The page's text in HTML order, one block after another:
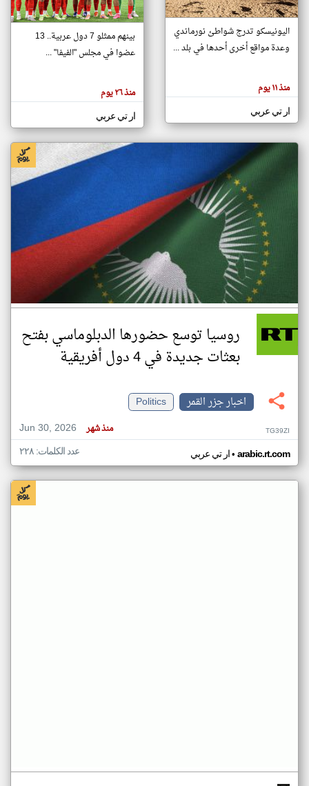
تغيير الدولة
اخبار جزر القمر على مدار الساعة
أهم اخبار جزر القمر العاجلة والمباشرة
هنا عن
وجهة
كاتبيها.
اليونيسكو تدرج شواطئ نورماندي
وعدة مواقع أخرى أحدها في بلد ...
منذ ١١ يوم
ار تي عربي
بينهم ممثلو 7 دول عربية.. 13
عضوا في مجلس "الفيفا" ...
منذ ٢٦ يوم
ار تي عربي
روسيا توسع حضورها الدبلوماسي بفتح
بعثات جديدة في 4 دول أفريقية
اخبار جزر القمر
Politics
Jun 30, 2026
منذ شهر TG39ZI
ار تي عربي• arabic.rt.com عدد الكلمات: ٢٢٨
klyoum.com